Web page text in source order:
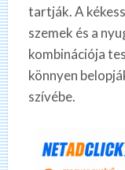
tartják. A
szemek és a
kombinációja
könnyen
szívébe.